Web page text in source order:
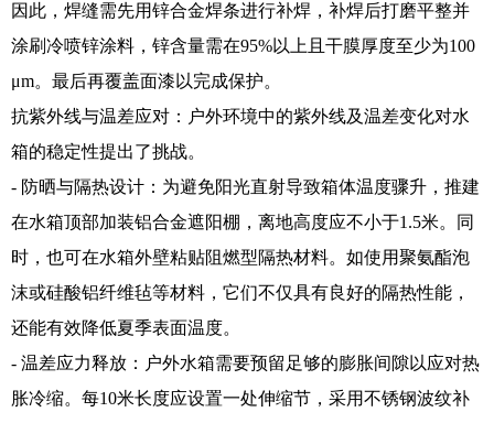
因此，焊缝需先用锌合金焊条进行补焊，补焊后打磨平整并
涂刷冷喷锌涂料，锌含量需在95%以上且干膜厚度至少为100
μm。最后再覆盖面漆以完成保护。
抗紫外线与温差应对：户外环境中的紫外线及温差变化对水
箱的稳定性提出了挑战。
- 防晒与隔热设计：为避免阳光直射导致箱体温度骤升，推建
在水箱顶部加装铝合金遮阳棚，离地高度应不小于1.5米。同
时，也可在水箱外壁粘贴阻燃型隔热材料。如使用聚氨酯泡
沫或硅酸铝纤维毡等材料，它们不仅具有良好的隔热性能，
还能有效降低夏季表面温度。
- 温差应力释放：户外水箱需要预留足够的膨胀间隙以应对热
胀冷缩。每10米长度应设置一处伸缩节，采用不锈钢波纹补